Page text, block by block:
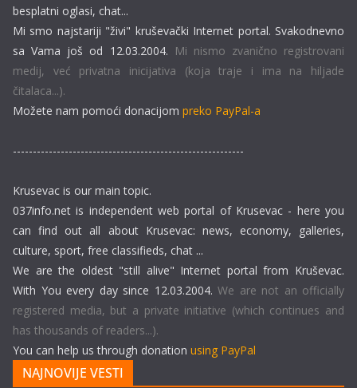
besplatni oglasi, chat...
Mi smo najstariji "živi" kruševački Internet portal. Svakodnevno
sa Vama još od 12.03.2004. Mi nismo zvanično registrovani
medij, već privatna inicijativa (koja traje i ima na hiljade
čitalaca...).
Možete nam pomoći donacijom preko PayPal-a
----------------------------------------------------------
Krusevac is our main topic.
037info.net is independent web portal of Krusevac - here you
can find out all about Krusevac: news, economy, galleries,
culture, sport, free classifieds, chat ...
We are the oldest "still alive" Internet portal from Kruševac.
With You every day since 12.03.2004. We are not an officially
registered media, but a private initiative (which continues and
has thousands of readers...).
You can help us through donation using PayPal
NAJNOVIJE VESTI